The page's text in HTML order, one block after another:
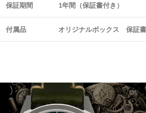
保証期間 1年間（保証書付き）
付属品 オリジナルボックス 保証